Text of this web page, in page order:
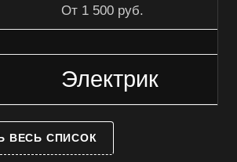
От 1 500 руб.
Электрик
ВЕСЬ СПИСОК